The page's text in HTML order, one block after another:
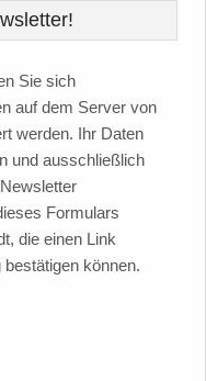
Sie sich
auf dem Server von
werden. Ihr Daten
und ausschließlich
Formulars
die einen Link
können.